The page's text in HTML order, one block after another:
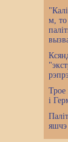
м,
Трое
і
яшчэ